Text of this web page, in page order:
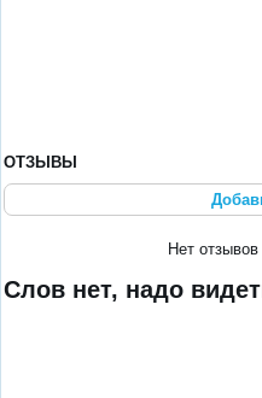
ОТЗЫВЫ
Нет
Слов нет, надо